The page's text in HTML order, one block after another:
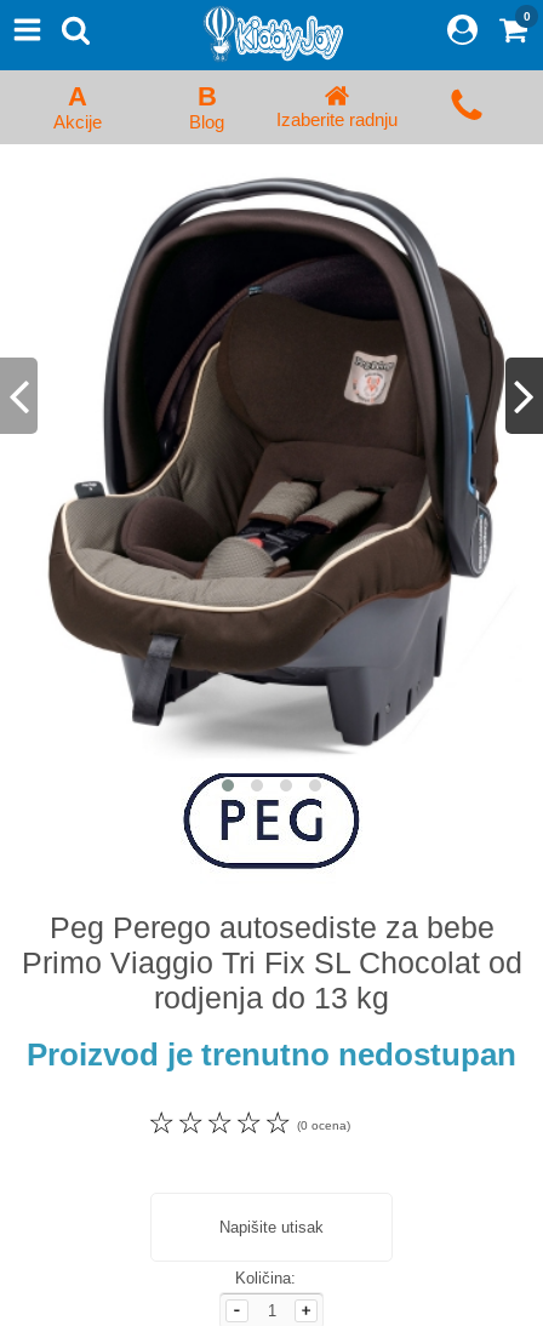
Proizvodi
Početna Prijava/Registracija
Kolica za bebe i dečija kolica
Auto sedišta za decu i bebe
Kreveci, ljuljaške i ležaljke
Kadice, noše i adapteri
Hranilice, flašice i cucle
Monitori, Ogradice i tricikli
Posteljine, vrećice i baldahini
Odeća i obuća
Igračke za bebe i decu
0
A
Akcije
B
Blog Izaberite radnju
Peg Perego autosediste za bebe
Primo Viaggio Tri Fix SL Chocolat od
rodjenja do 13 kg
Proizvod je trenutno nedostupan
☆
☆
☆
☆
☆ (0 ocena)
Napišite utisak
Količina: